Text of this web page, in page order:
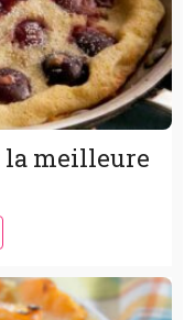
la meilleure